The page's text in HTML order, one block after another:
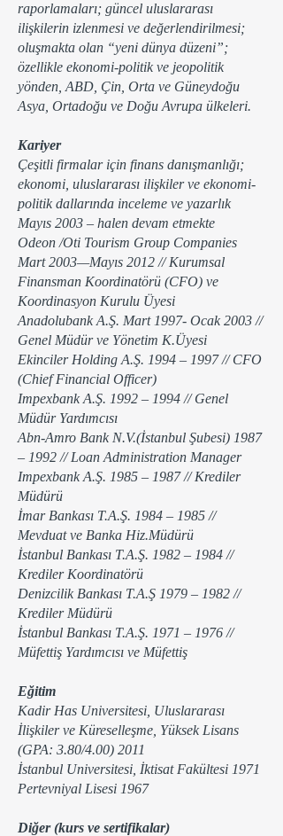
raporlamaları; güncel uluslararası
ilişkilerin izlenmesi ve değerlendirilmesi;
oluşmakta olan “yeni dünya düzeni”;
özellikle ekonomi-politik ve jeopolitik
yönden, ABD, Çin, Orta ve Güneydoğu
Asya, Ortadoğu ve Doğu Avrupa ülkeleri.
Kariyer
Çeşitli firmalar için finans danışmanlığı;
ekonomi, uluslararası ilişkiler ve ekonomi-
politik dallarında inceleme ve yazarlık
Mayıs 2003 – halen devam etmekte
Odeon /Oti Tourism Group Companies
Mart 2003—Mayıs 2012 // Kurumsal
Finansman Koordinatörü (CFO) ve
Koordinasyon Kurulu Üyesi
Anadolubank A.Ş. Mart 1997- Ocak 2003 //
Genel Müdür ve Yönetim K.Üyesi
Ekinciler Holding A.Ş. 1994 – 1997 // CFO
(Chief Financial Officer)
Impexbank A.Ş. 1992 – 1994 // Genel
Müdür Yardımcısı
Abn-Amro Bank N.V.(İstanbul Şubesi) 1987
– 1992 // Loan Administration Manager
Impexbank A.Ş. 1985 – 1987 // Krediler
Müdürü
İmar Bankası T.A.Ş. 1984 – 1985 //
Mevduat ve Banka Hiz.Müdürü
İstanbul Bankası T.A.Ş. 1982 – 1984 //
Krediler Koordinatörü
Denizcilik Bankası T.A.Ş 1979 – 1982 //
Krediler Müdürü
İstanbul Bankası T.A.Ş. 1971 – 1976 //
Müfettiş Yardımcısı ve Müfettiş
Eğitim
Kadir Has Universitesi, Uluslararası
İlişkiler ve Küreselleşme, Yüksek Lisans
(GPA: 3.80/4.00) 2011
İstanbul Universitesi, İktisat Fakültesi 1971
Pertevniyal Lisesi 1967
Diğer (kurs ve sertifikalar)